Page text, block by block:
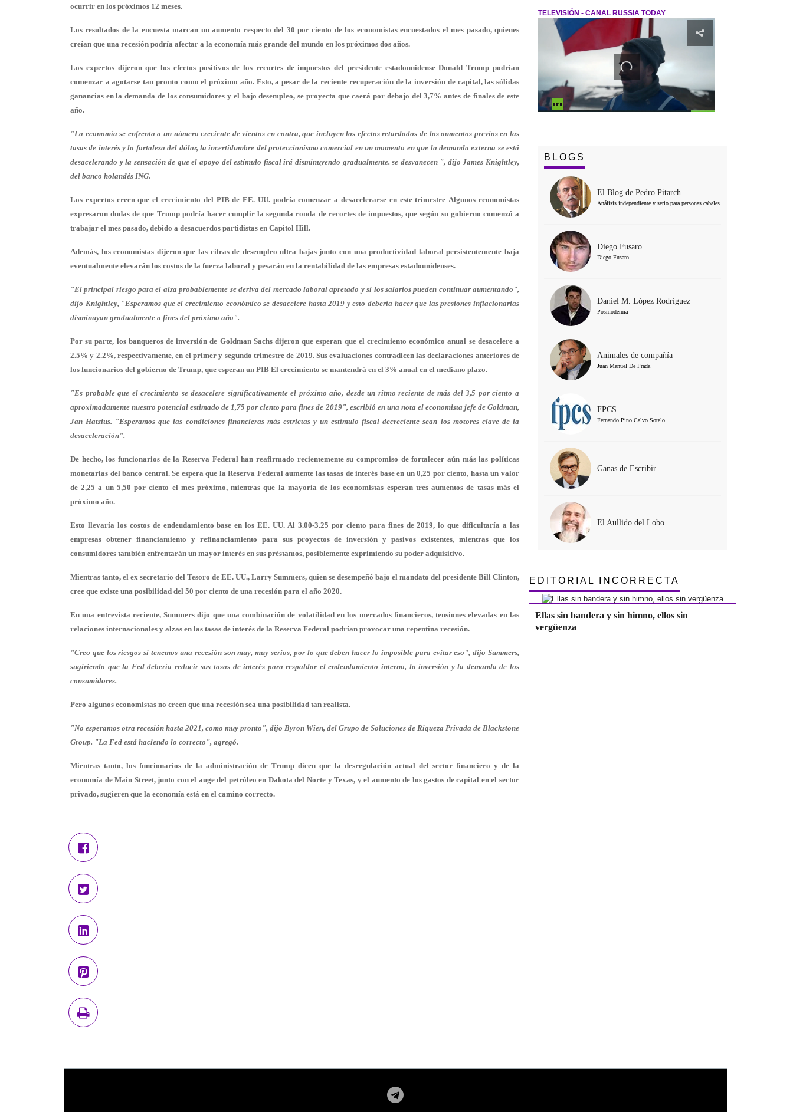
ocurrir en los próximos 12 meses.
Los resultados de la encuesta marcan un aumento respecto del 30 por ciento de los economistas encuestados el mes pasado, quienes
creían que una recesión podría afectar a la economía más grande del mundo en los próximos dos años.
Los expertos dijeron que los efectos positivos de los recortes de impuestos del presidente estadounidense Donald Trump podrían
comenzar a agotarse tan pronto como el próximo año. Esto, a pesar de la reciente recuperación de la inversión de capital, las sólidas
ganancias en la demanda de los consumidores y el bajo desempleo, se proyecta que caerá por debajo del 3,7% antes de finales de este
año.
"La economía se enfrenta a un número creciente de vientos en contra, que incluyen los efectos retardados de los aumentos previos en las
tasas de interés y la fortaleza del dólar, la incertidumbre del proteccionismo comercial en un momento en que la demanda externa se está
desacelerando y la sensación de que el apoyo del estímulo fiscal irá disminuyendo gradualmente. se desvanecen ", dijo James Knightley,
del banco holandés ING.
Los expertos creen que el crecimiento del PIB de EE. UU. podría comenzar a desacelerarse en este trimestre Algunos economistas
expresaron dudas de que Trump podría hacer cumplir la segunda ronda de recortes de impuestos, que según su gobierno comenzó a
trabajar el mes pasado, debido a desacuerdos partidistas en Capitol Hill.
Además, los economistas dijeron que las cifras de desempleo ultra bajas junto con una productividad laboral persistentemente baja
eventualmente elevarán los costos de la fuerza laboral y pesarán en la rentabilidad de las empresas estadounidenses.
"El principal riesgo para el alza probablemente se deriva del mercado laboral apretado y si los salarios pueden continuar aumentando",
dijo Knightley, "Esperamos que el crecimiento económico se desacelere hasta 2019 y esto debería hacer que las presiones inflacionarias
disminuyan gradualmente a fines del próximo año".
Por su parte, los banqueros de inversión de Goldman Sachs dijeron que esperan que el crecimiento económico anual se desacelere a
2.5% y 2.2%, respectivamente, en el primer y segundo trimestre de 2019. Sus evaluaciones contradicen las declaraciones anteriores de
los funcionarios del gobierno de Trump, que esperan un PIB El crecimiento se mantendrá en el 3% anual en el mediano plazo.
"Es probable que el crecimiento se desacelere significativamente el próximo año, desde un ritmo reciente de más del 3,5 por ciento a
aproximadamente nuestro potencial estimado de 1,75 por ciento para fines de 2019", escribió en una nota el economista jefe de Goldman,
Jan Hatzius. "Esperamos que las condiciones financieras más estrictas y un estímulo fiscal decreciente sean los motores clave de la
desaceleración".
De hecho, los funcionarios de la Reserva Federal han reafirmado recientemente su compromiso de fortalecer aún más las políticas
monetarias del banco central. Se espera que la Reserva Federal aumente las tasas de interés base en un 0,25 por ciento, hasta un valor
de 2,25 a un 5,50 por ciento el mes próximo, mientras que la mayoría de los economistas esperan tres aumentos de tasas más el
próximo año.
Esto llevaría los costos de endeudamiento base en los EE. UU. Al 3.00-3.25 por ciento para fines de 2019, lo que dificultaría a las
empresas obtener financiamiento y refinanciamiento para sus proyectos de inversión y pasivos existentes, mientras que los
consumidores también enfrentarán un mayor interés en sus préstamos, posiblemente exprimiendo su poder adquisitivo.
Mientras tanto, el ex secretario del Tesoro de EE. UU., Larry Summers, quien se desempeñó bajo el mandato del presidente Bill Clinton,
cree que existe una posibilidad del 50 por ciento de una recesión para el año 2020.
En una entrevista reciente, Summers dijo que una combinación de volatilidad en los mercados financieros, tensiones elevadas en las
relaciones internacionales y alzas en las tasas de interés de la Reserva Federal podrían provocar una repentina recesión.
"Creo que los riesgos si tenemos una recesión son muy, muy serios, por lo que deben hacer lo imposible para evitar eso", dijo Summers,
sugiriendo que la Fed debería reducir sus tasas de interés para respaldar el endeudamiento interno, la inversión y la demanda de los
consumidores.
Pero algunos economistas no creen que una recesión sea una posibilidad tan realista.
"No esperamos otra recesión hasta 2021, como muy pronto", dijo Byron Wien, del Grupo de Soluciones de Riqueza Privada de Blackstone
Group. "La Fed está haciendo lo correcto", agregó.
Mientras tanto, los funcionarios de la administración de Trump dicen que la desregulación actual del sector financiero y de la
economía de Main Street, junto con el auge del petróleo en Dakota del Norte y Texas, y el aumento de los gastos de capital en el sector
privado, sugieren que la economía está en el camino correcto.
TELEVISIÓN - CANAL RUSSIA TODAY
BLOGS
El Blog de Pedro Pitarch
Análisis independiente y serio para personas cabales
Diego Fusaro
Diego Fusaro
Daniel M. López Rodríguez
Posmodernia
Animales de compañía
Juan Manuel De Prada
FPCS
Fernando Pino Calvo Sotelo
Ganas de Escribir
El Aullido del Lobo
EDITORIAL INCORRECTA
Ellas sin bandera y sin himno, ellos sin
vergüenza